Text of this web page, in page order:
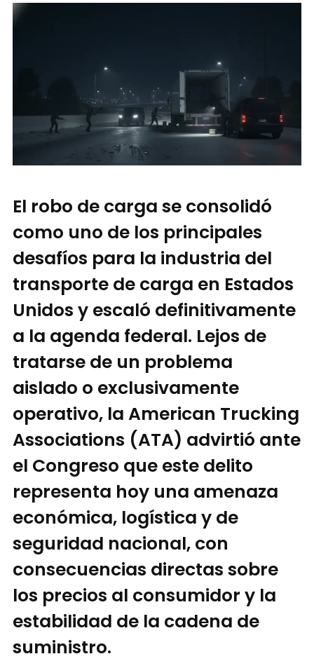
El robo de carga se consolidó
como uno de los principales
desafíos para la industria del
transporte de carga en Estados
Unidos y escaló definitivamente
a la agenda federal. Lejos de
tratarse de un problema
aislado o exclusivamente
operativo, la American Trucking
Associations (ATA) advirtió ante
el Congreso que este delito
representa hoy una amenaza
económica, logística y de
seguridad nacional, con
consecuencias directas sobre
los precios al consumidor y la
estabilidad de la cadena de
suministro.